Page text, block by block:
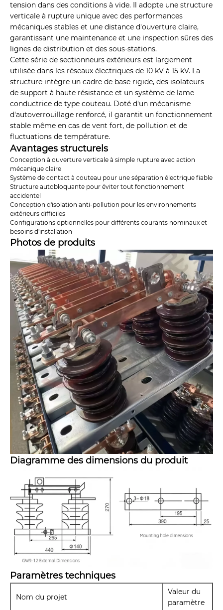
tension dans des conditions à vide. Il adopte une structure
verticale à rupture unique avec des performances
mécaniques stables et une distance d'ouverture claire,
garantissant une maintenance et une inspection sûres des
lignes de distribution et des sous-stations.
Cette série de sectionneurs extérieurs est largement
utilisée dans les réseaux électriques de 10 kV à 15 kV. La
structure intègre un cadre de base rigide, des isolateurs
de support à haute résistance et un système de lame
conductrice de type couteau. Doté d'un mécanisme
d'autoverrouillage renforcé, il garantit un fonctionnement
stable même en cas de vent fort, de pollution et de
fluctuations de température.
Avantages structurels
Conception à ouverture verticale à simple rupture avec action
mécanique claire
Système de contact à couteau pour une séparation électrique fiable
Structure autobloquante pour éviter tout fonctionnement
accidentel
Conception d'isolation anti-pollution pour les environnements
extérieurs difficiles
Configurations optionnelles pour différents courants nominaux et
besoins d'installation
Photos de produits
Diagramme des dimensions du produit
Paramètres techniques
Nom du projet
Valeur du
paramètre